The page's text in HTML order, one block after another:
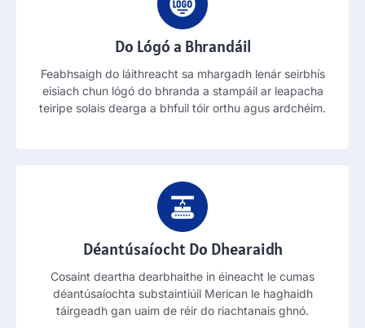
Do Lógó a Bhrandáil
Feabhsaigh do láithreacht sa mhargadh lenár seirbhís
eisiach chun lógó do bhranda a stampáil ar leapacha
teiripe solais dearga a bhfuil tóir orthu agus ardchéim.
Déantúsaíocht Do Dhearaidh
Cosaint deartha dearbhaithe in éineacht le cumas
déantúsaíochta substaintiúil Merican le haghaidh
táirgeadh gan uaim de réir do riachtanais ghnó.